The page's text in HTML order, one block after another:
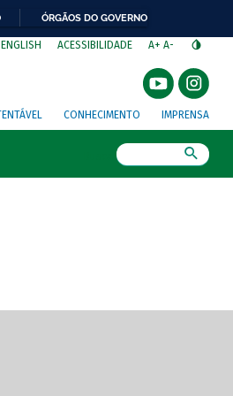
ÓRGÃOS DO GOVERNO
ENGLISH ACESSIBILIDADE A+ A-
CONHECIMENTO IMPRENSA